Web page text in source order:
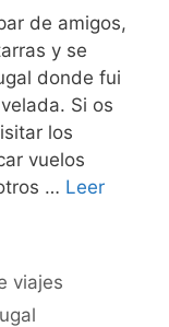
de amigos,
y se
donde fui
Si os
los
vuelos
… Leer
viajes